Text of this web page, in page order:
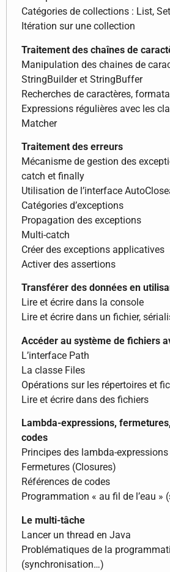
Catégories de collections : List,
Itération sur une collection
Traitement des chaînes de
Manipulation des chaines de
StringBuilder et StringBuffer
Recherches de caractères,
Expressions régulières avec les
Matcher
Traitement des erreurs
Mécanisme de gestion des
catch et finally
Utilisation de l’interface
Catégories d’exceptions
Propagation des exceptions
Multi-catch
Créer des exceptions applicatives
Activer des assertions
Transférer des données en
Lire et écrire dans la console
Lire et écrire dans un fichier,
Accéder au système de fichiers
L’interface Path
La classe Files
Opérations sur les répertoires et
Lire et écrire dans des fichiers
Lambda-expressions,
codes
Principes des lambda-expressions
Fermetures (Closures)
Références de codes
Programmation « au fil de l’eau »
Le multi-tâche
Lancer un thread en Java
Problématiques de la
(synchronisation…)